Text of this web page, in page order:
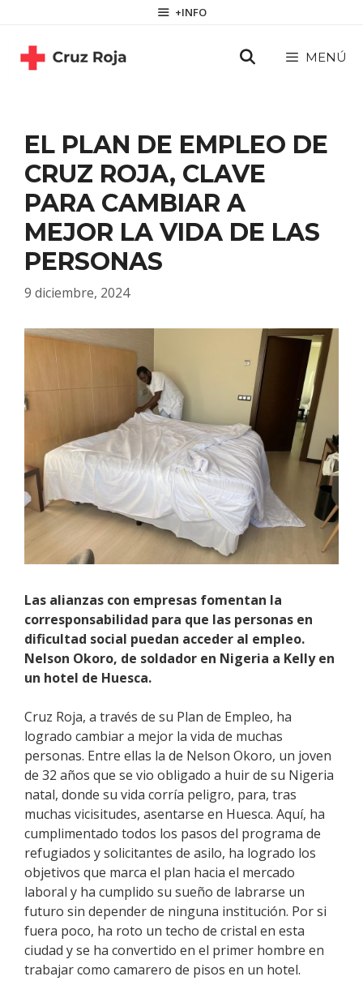
contenido
+INFO
MENÚ
EL PLAN DE EMPLEO DE
CRUZ ROJA, CLAVE
PARA CAMBIAR A
MEJOR LA VIDA DE LAS
PERSONAS
9 diciembre, 2024
Las alianzas con empresas fomentan la
corresponsabilidad para que las personas en
dificultad social puedan acceder al empleo.
Nelson Okoro, de soldador en Nigeria a Kelly en
un hotel de Huesca.
Cruz Roja, a través de su Plan de Empleo, ha
logrado cambiar a mejor la vida de muchas
personas. Entre ellas la de Nelson Okoro, un joven
de 32 años que se vio obligado a huir de su Nigeria
natal, donde su vida corría peligro, para, tras
muchas vicisitudes, asentarse en Huesca. Aquí, ha
cumplimentado todos los pasos del programa de
refugiados y solicitantes de asilo, ha logrado los
objetivos que marca el plan hacia el mercado
laboral y ha cumplido su sueño de labrarse un
futuro sin depender de ninguna institución. Por si
fuera poco, ha roto un techo de cristal en esta
ciudad y se ha convertido en el primer hombre en
trabajar como camarero de pisos en un hotel.